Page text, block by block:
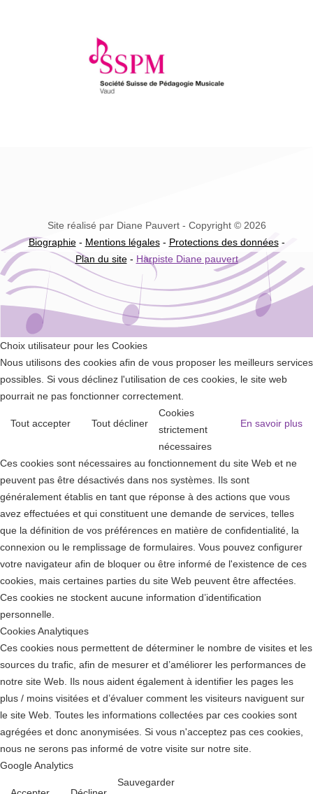
Site réalisé par Diane Pauvert - Copyright © 2026
Biographie- Mentions légales- Protections des données-
Plan du site- Harpiste Diane pauvert
Choix utilisateur pour les Cookies
Nous utilisons des cookies afin de vous proposer les meilleurs services
possibles. Si vous déclinez l'utilisation de ces cookies, le site web
pourrait ne pas fonctionner correctement.
Tout accepter Tout décliner En savoir plus
Cookies
strictement
nécessaires
Ces cookies sont nécessaires au fonctionnement du site Web et ne
peuvent pas être désactivés dans nos systèmes. Ils sont
généralement établis en tant que réponse à des actions que vous
avez effectuées et qui constituent une demande de services, telles
que la définition de vos préférences en matière de confidentialité, la
connexion ou le remplissage de formulaires. Vous pouvez configurer
votre navigateur afin de bloquer ou être informé de l'existence de ces
cookies, mais certaines parties du site Web peuvent être affectées.
Ces cookies ne stockent aucune information d’identification
personnelle.
Cookies Analytiques
Ces cookies nous permettent de déterminer le nombre de visites et les
sources du trafic, afin de mesurer et d’améliorer les performances de
notre site Web. Ils nous aident également à identifier les pages les
plus / moins visitées et d’évaluer comment les visiteurs naviguent sur
le site Web. Toutes les informations collectées par ces cookies sont
agrégées et donc anonymisées. Si vous n'acceptez pas ces cookies,
nous ne serons pas informé de votre visite sur notre site.
Google Analytics
Sauvegarder